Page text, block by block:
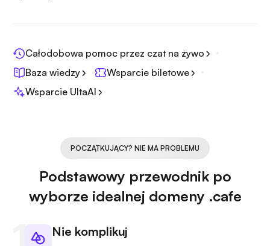
Całodobowa pomoc przez czat na żywo
Baza wiedzy
Wsparcie biletowe
Wsparcie UltaAI
POCZĄTKUJĄCY? NIE MA PROBLEMU
Podstawowy przewodnik po
wyborze idealnej domeny .cafe
Nie komplikuj